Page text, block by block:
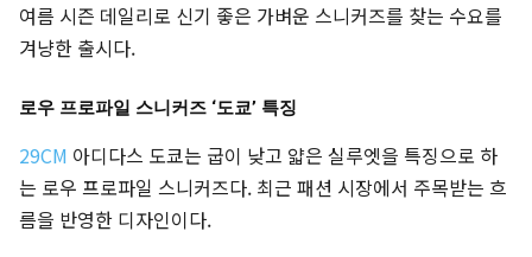
여름 시즌 데일리로 신기 좋은 가벼운 스니커즈를 찾는 수요를
겨냥한 출시다.
로우 프로파일 스니커즈 ‘도쿄’ 특징
29CM 아디다스 도쿄는 굽이 낮고 얇은 실루엣을 특징으로 하
는 로우 프로파일 스니커즈다. 최근 패션 시장에서 주목받는 흐
름을 반영한 디자인이다.